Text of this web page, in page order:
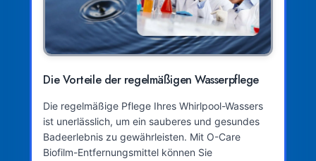
Die Vorteile der regelmäßigen Wasserpflege
Die regelmäßige Pflege Ihres Whirlpool-Wassers
ist unerlässlich, um ein sauberes und gesundes
Badeerlebnis zu gewährleisten. Mit O-Care
Biofilm-Entfernungsmittel können Sie